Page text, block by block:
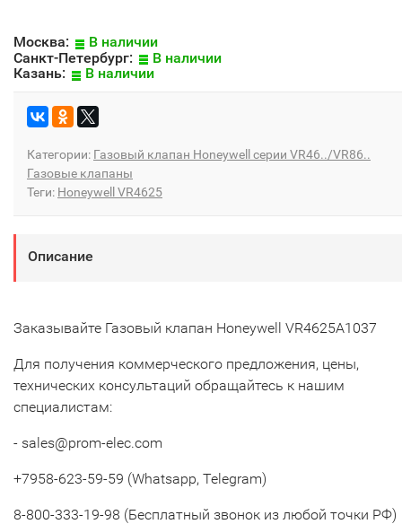
Москва:
В наличии
Санкт-Петербург:
В наличии
Казань:
В наличии
Категории: Газовый клапан Honeywell серии VR46../VR86..
Газовые клапаны
Теги: Honeywell VR4625
Описание
Заказывайте Газовый клапан Honeywell VR4625A1037
Для получения коммерческого предложения, цены,
технических консультаций обращайтесь к нашим
специалистам:
- sales@prom-elec.com
+7958-623-59-59 (Whatsapp, Telegram)
8-800-333-19-98 (Бесплатный звонок из любой точки РФ)